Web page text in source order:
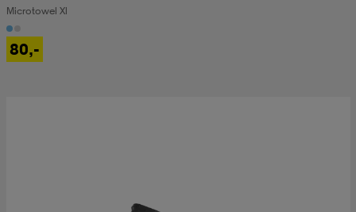
Microtowel Xl
80,-